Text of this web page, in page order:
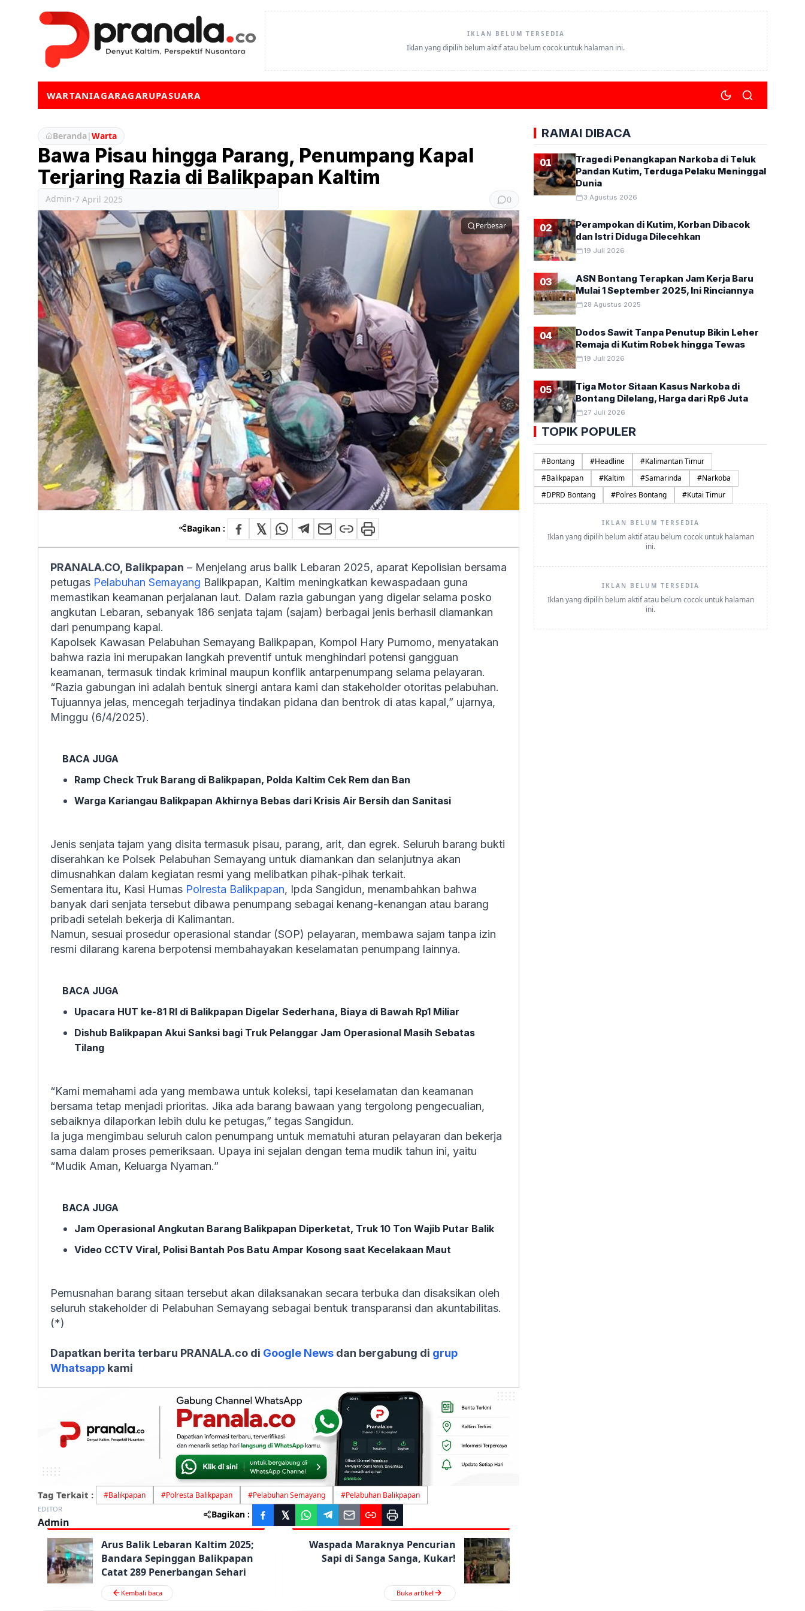
IKLAN BELUM TERSEDIA
Iklan yang dipilih belum aktif atau belum cocok untuk halaman ini.
WARTANIAGARAGARUPASUARA
Beranda|Warta
Bawa Pisau hingga Parang, Penumpang Kapal
Terjaring Razia di Balikpapan Kaltim
Admin•7 April 2025 0
Perbesar
Bagikan :
PRANALA.CO, Balikpapan – Menjelang arus balik Lebaran 2025, aparat Kepolisian bersama
petugas Pelabuhan Semayang Balikpapan, Kaltim meningkatkan kewaspadaan guna
memastikan keamanan perjalanan laut. Dalam razia gabungan yang digelar selama posko
angkutan Lebaran, sebanyak 186 senjata tajam (sajam) berbagai jenis berhasil diamankan
dari penumpang kapal.
Kapolsek Kawasan Pelabuhan Semayang Balikpapan, Kompol Hary Purnomo, menyatakan
bahwa razia ini merupakan langkah preventif untuk menghindari potensi gangguan
keamanan, termasuk tindak kriminal maupun konflik antarpenumpang selama pelayaran.
“Razia gabungan ini adalah bentuk sinergi antara kami dan stakeholder otoritas pelabuhan.
Tujuannya jelas, mencegah terjadinya tindakan pidana dan bentrok di atas kapal,” ujarnya,
Minggu (6/4/2025).
BACA JUGA
Ramp Check Truk Barang di Balikpapan, Polda Kaltim Cek Rem dan Ban
Warga Kariangau Balikpapan Akhirnya Bebas dari Krisis Air Bersih dan Sanitasi
Jenis senjata tajam yang disita termasuk pisau, parang, arit, dan egrek. Seluruh barang bukti
diserahkan ke Polsek Pelabuhan Semayang untuk diamankan dan selanjutnya akan
dimusnahkan dalam kegiatan resmi yang melibatkan pihak-pihak terkait.
Sementara itu, Kasi Humas Polresta Balikpapan, Ipda Sangidun, menambahkan bahwa
banyak dari senjata tersebut dibawa penumpang sebagai kenang-kenangan atau barang
pribadi setelah bekerja di Kalimantan.
Namun, sesuai prosedur operasional standar (SOP) pelayaran, membawa sajam tanpa izin
resmi dilarang karena berpotensi membahayakan keselamatan penumpang lainnya.
BACA JUGA
Upacara HUT ke-81 RI di Balikpapan Digelar Sederhana, Biaya di Bawah Rp1 Miliar
Dishub Balikpapan Akui Sanksi bagi Truk Pelanggar Jam Operasional Masih Sebatas
Tilang
“Kami memahami ada yang membawa untuk koleksi, tapi keselamatan dan keamanan
bersama tetap menjadi prioritas. Jika ada barang bawaan yang tergolong pengecualian,
sebaiknya dilaporkan lebih dulu ke petugas,” tegas Sangidun.
Ia juga mengimbau seluruh calon penumpang untuk mematuhi aturan pelayaran dan bekerja
sama dalam proses pemeriksaan. Upaya ini sejalan dengan tema mudik tahun ini, yaitu
“Mudik Aman, Keluarga Nyaman.”
BACA JUGA
Jam Operasional Angkutan Barang Balikpapan Diperketat, Truk 10 Ton Wajib Putar Balik
Video CCTV Viral, Polisi Bantah Pos Batu Ampar Kosong saat Kecelakaan Maut
Pemusnahan barang sitaan tersebut akan dilaksanakan secara terbuka dan disaksikan oleh
seluruh stakeholder di Pelabuhan Semayang sebagai bentuk transparansi dan akuntabilitas.
(*)
Dapatkan berita terbaru PRANALA.co di Google News dan bergabung di grup
Whatsapp kami
Tag Terkait : #Balikpapan #Polresta Balikpapan #Pelabuhan Semayang #Pelabuhan Balikpapan
EDITOR
Admin
Bagikan :
Arus Balik Lebaran Kaltim 2025;
Bandara Sepinggan Balikpapan
Catat 289 Penerbangan Sehari
Kembali baca
Waspada Maraknya Pencurian
Sapi di Sanga Sanga, Kukar!
Buka artikel
RAMAI DIBACA
01
Tragedi Penangkapan Narkoba di Teluk
Pandan Kutim, Terduga Pelaku Meninggal
Dunia
3 Agustus 2026
02
Perampokan di Kutim, Korban Dibacok
dan Istri Diduga Dilecehkan
19 Juli 2026
03
ASN Bontang Terapkan Jam Kerja Baru
Mulai 1 September 2025, Ini Rinciannya
28 Agustus 2025
04
Dodos Sawit Tanpa Penutup Bikin Leher
Remaja di Kutim Robek hingga Tewas
19 Juli 2026
05
Tiga Motor Sitaan Kasus Narkoba di
Bontang Dilelang, Harga dari Rp6 Juta
27 Juli 2026
TOPIK POPULER
#Bontang #Headline #Kalimantan Timur
#Balikpapan #Kaltim #Samarinda #Narkoba
#DPRD Bontang #Polres Bontang #Kutai Timur
IKLAN BELUM TERSEDIA
Iklan yang dipilih belum aktif atau belum cocok untuk halaman
ini.
IKLAN BELUM TERSEDIA
Iklan yang dipilih belum aktif atau belum cocok untuk halaman
ini.